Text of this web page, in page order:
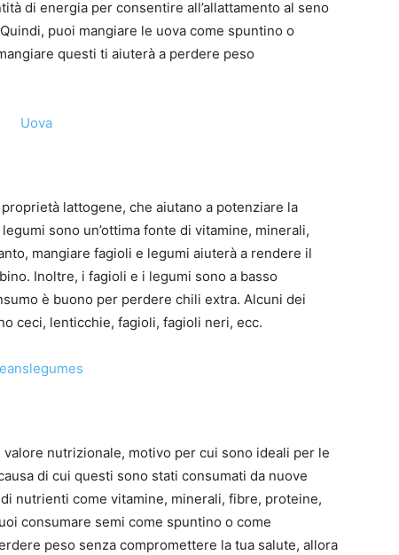
di energia per consentire all’allattamento al seno
puoi mangiare le uova come spuntino o
questi ti aiuterà a perdere peso
lattogene, che aiutano a potenziare la
sono un’ottima fonte di vitamine, minerali,
mangiare fagioli e legumi aiuterà a rendere il
Inoltre, i fagioli e i legumi sono a basso
è buono per perdere chili extra. Alcuni dei
ceci, lenticchie, fagioli, fagioli neri, ecc.
nutrizionale, motivo per cui sono ideali per le
di cui questi sono stati consumati da nuove
nutrienti come vitamine, minerali, fibre, proteine,
consumare semi come spuntino o come
peso senza compromettere la tua salute, allora